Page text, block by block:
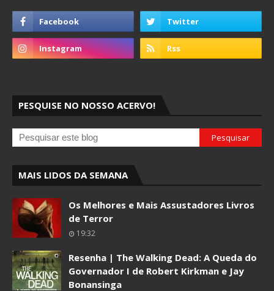
PESQUISE NO NOSSO ACERVO!
MAIS LIDOS DA SEMANA
Os Melhores e Mais Assustadores Livros
de Terror
19:32
Resenha | The Walking Dead: A Queda do
Governador I de Robert Kirkman e Jay
Bonansinga